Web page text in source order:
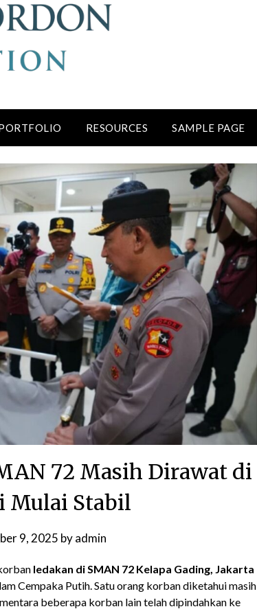
RESOURCES SAMPLE PAGE
72 Masih Dirawat di
Mulai Stabil
9, 2025 byadmin
ledakan di SMAN 72 Kelapa Gading, Jakarta
Cempaka Putih. Satu orang korban diketahui masih
beberapa korban lain telah dipindahkan ke